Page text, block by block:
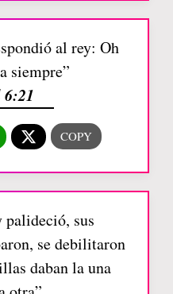
al rey: Oh
siempre”
palideció, sus
se debilitaron
daban la una